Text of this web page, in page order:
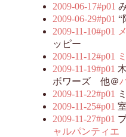
2009-06-17#p01
2009-06-29#p01 “
2009-11-10#p01
ッピー
2009-11-12#p01
2009-11-19#p01
ボワーズ 他＠
2009-11-22#p01
2009-11-25#p01
2009-11-27#p01
ャルパンティエ